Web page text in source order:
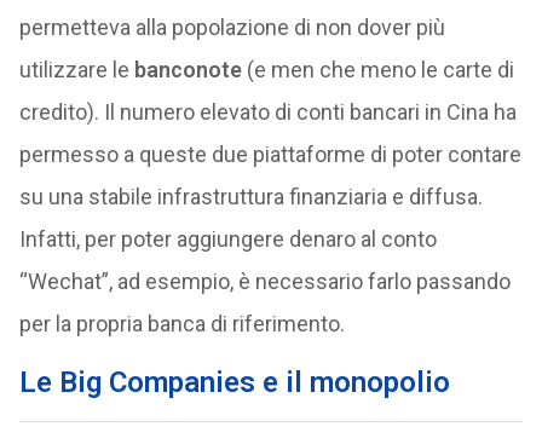
permetteva alla popolazione di non dover più
utilizzare le banconote(e men che meno le carte di
credito). Il numero elevato di conti bancari in Cina ha
permesso a queste due piattaforme di poter contare
su una stabile infrastruttura finanziaria e diffusa.
Infatti, per poter aggiungere denaro al conto
“Wechat”, ad esempio, è necessario farlo passando
per la propria banca di riferimento.
Le Big Companies e il monopolio